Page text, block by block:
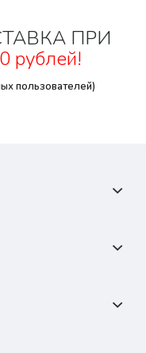
ПРИ
рублей!
пользователей)